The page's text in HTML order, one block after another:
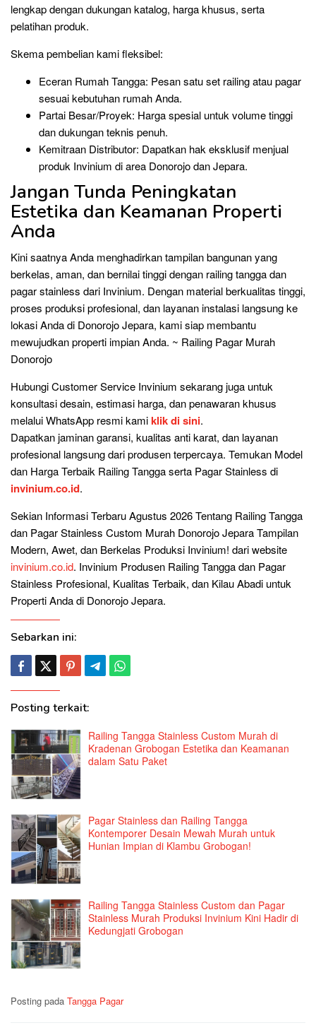
lengkap dengan dukungan katalog, harga khusus, serta
pelatihan produk.
Skema pembelian kami fleksibel:
Eceran Rumah Tangga: Pesan satu set railing atau pagar
sesuai kebutuhan rumah Anda.
Partai Besar/Proyek: Harga spesial untuk volume tinggi
dan dukungan teknis penuh.
Kemitraan Distributor: Dapatkan hak eksklusif menjual
produk Invinium di area Donorojo dan Jepara.
Jangan Tunda Peningkatan
Estetika dan Keamanan Properti
Anda
Kini saatnya Anda menghadirkan tampilan bangunan yang
berkelas, aman, dan bernilai tinggi dengan railing tangga dan
pagar stainless dari Invinium. Dengan material berkualitas tinggi,
proses produksi profesional, dan layanan instalasi langsung ke
lokasi Anda di Donorojo Jepara, kami siap membantu
mewujudkan properti impian Anda. ~ Railing Pagar Murah
Donorojo
Hubungi Customer Service Invinium sekarang juga untuk
konsultasi desain, estimasi harga, dan penawaran khusus
melalui WhatsApp resmi kamiklik di sini.
Dapatkan jaminan garansi, kualitas anti karat, dan layanan
profesional langsung dari produsen terpercaya. Temukan Model
dan Harga Terbaik Railing Tangga serta Pagar Stainless di
invinium.co.id.
Sekian Informasi Terbaru Agustus 2026 Tentang Railing Tangga
dan Pagar Stainless Custom Murah Donorojo Jepara Tampilan
Modern, Awet, dan Berkelas Produksi Invinium! dari website
invinium.co.id. Invinium Produsen Railing Tangga dan Pagar
Stainless Profesional, Kualitas Terbaik, dan Kilau Abadi untuk
Properti Anda di Donorojo Jepara.
Sebarkan ini:
Posting terkait:
Railing Tangga Stainless Custom Murah di
Kradenan Grobogan Estetika dan Keamanan
dalam Satu Paket
Pagar Stainless dan Railing Tangga
Kontemporer Desain Mewah Murah untuk
Hunian Impian di Klambu Grobogan!
Railing Tangga Stainless Custom dan Pagar
Stainless Murah Produksi Invinium Kini Hadir di
Kedungjati Grobogan
Posting pada Tangga Pagar